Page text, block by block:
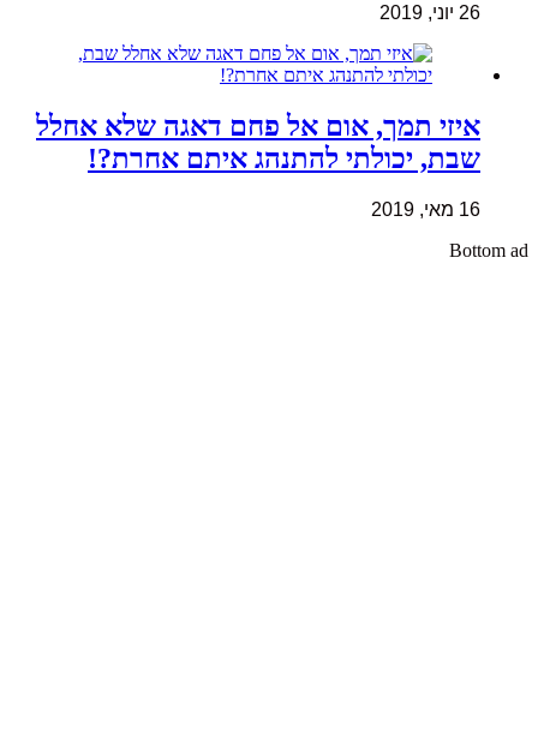
26 יוני, 2019
איזי תמך, אום אל פחם דאגה שלא אחלל
שבת, יכולתי להתנהג איתם אחרת?!
16 מאי, 2019
Bottom ad